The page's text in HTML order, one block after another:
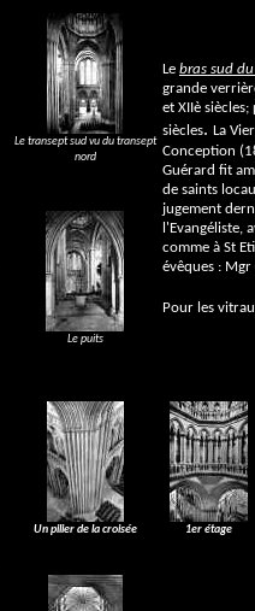
Le transept sud vu du transept
nord
Le bras sud
grande
et XIIè
siècles. La
Conception
Guérard fit
de saints
jugement
l'Evangéliste,
comme à St
évêques :
Pour les
Le puits
Un pilier de la croisée 1er étage